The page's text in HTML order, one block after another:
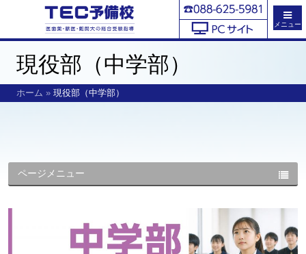
メニュー
現役部（中学部）
ホーム » 現役部（中学部）
ページメニュー